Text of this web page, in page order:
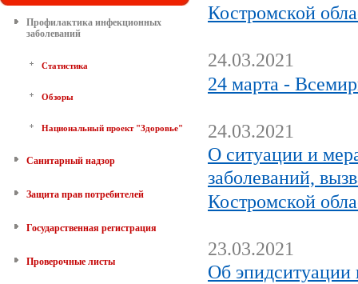
Профилактика инфекционных
заболеваний
Статистика
Обзоры
Национальный проект "Здоровье"
Санитарный надзор
Защита прав потребителей
Государственная регистрация
Проверочные листы
Костромской
24.03.2021
24 марта -
24.03.2021
О ситуации и
заболеваний,
Костромской
23.03.2021
Об